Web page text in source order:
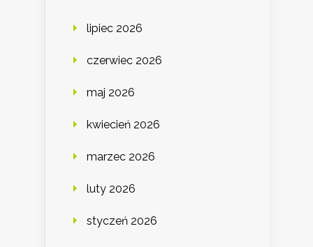
lipiec 2026
czerwiec 2026
maj 2026
kwiecień 2026
marzec 2026
luty 2026
styczeń 2026